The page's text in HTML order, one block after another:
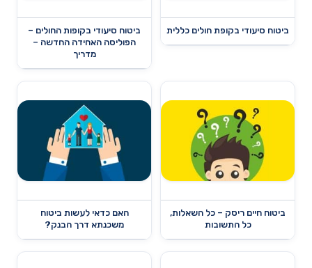
ביטוח סיעודי בקופת חולים כללית
ביטוח סיעודי בקופות החולים –
הפוליסה האחידה החדשה –
מדריך
ביטוח חיים ריסק – כל השאלות,
כל התשובות
האם כדאי לעשות ביטוח
משכנתא דרך הבנק?